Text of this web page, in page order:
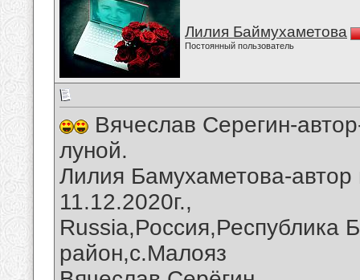
Лилия Баймухаметова
Постоянный пользователь
Вячеслав Серегин-
луной.
Лилия Бамухаметова-
11.12.2020г.,
Russia,Россия,Республика
район,с.Малояз